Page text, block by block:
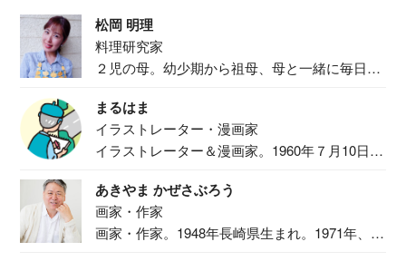
松岡 明理
料理研究家
２児の母。幼少期から祖母、母と一緒に毎日の
まるはま
イラストレーター・漫画家
イラストレーター＆漫画家。1960年７月10日生
あきやま かぜさぶろう
画家・作家
画家・作家。1948年長崎県生まれ。1971年、